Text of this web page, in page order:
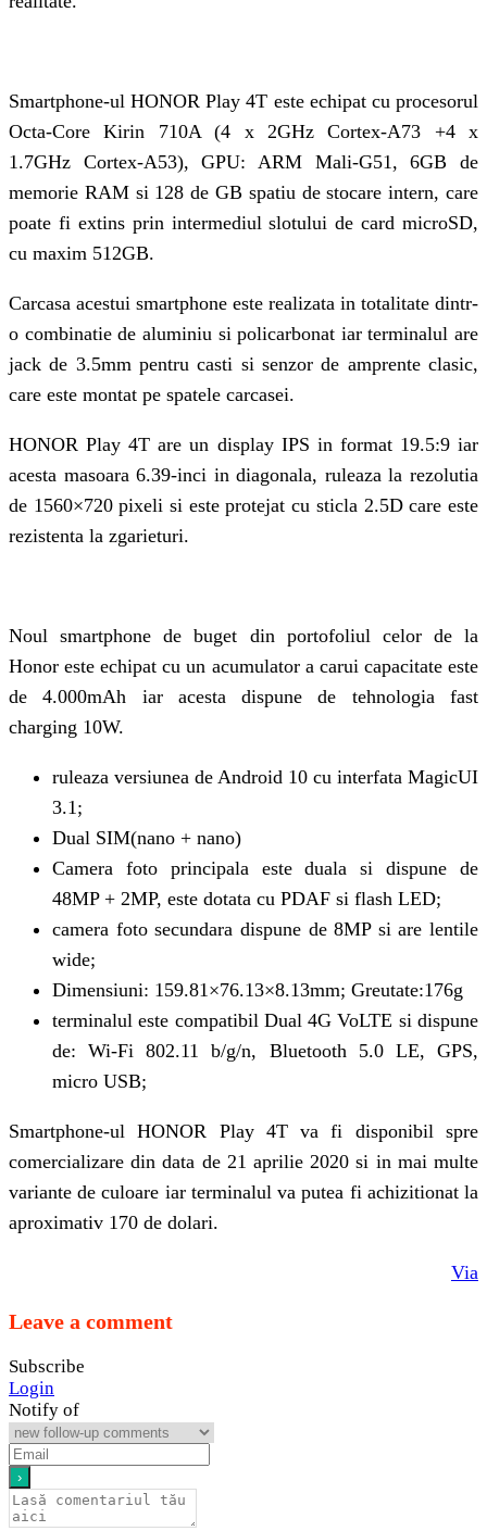
Smartphone-ul HONOR Play 4T este echipat cu procesorul
Octa-Core Kirin 710A (4 x 2GHz Cortex-A73 +4 x
1.7GHz Cortex-A53), GPU: ARM Mali-G51, 6GB de
memorie RAM si 128 de GB spatiu de stocare intern, care
poate fi extins prin intermediul slotului de card microSD,
cu maxim 512GB.
Carcasa acestui smartphone este realizata in totalitate dintr-
o combinatie de aluminiu si policarbonat iar terminalul are
jack de 3.5mm pentru casti si senzor de amprente clasic,
care este montat pe spatele carcasei.
HONOR Play 4T are un display IPS in format 19.5:9 iar
acesta masoara 6.39-inci in diagonala, ruleaza la rezolutia
de 1560×720 pixeli si este protejat cu sticla 2.5D care este
rezistenta la zgarieturi.
Noul smartphone de buget din portofoliul celor de la
Honor este echipat cu un acumulator a carui capacitate este
de 4.000mAh iar acesta dispune de tehnologia fast
charging 10W.
ruleaza versiunea de Android 10 cu interfata MagicUI
3.1;
Dual SIM(nano + nano)
Camera foto principala este duala si dispune de
48MP + 2MP, este dotata cu PDAF si flash LED;
camera foto secundara dispune de 8MP si are lentile
wide;
Dimensiuni: 159.81×76.13×8.13mm; Greutate:176g
terminalul este compatibil Dual 4G VoLTE si dispune
de: Wi-Fi 802.11 b/g/n, Bluetooth 5.0 LE, GPS,
micro USB;
Smartphone-ul HONOR Play 4T va fi disponibil spre
comercializare din data de 21 aprilie 2020 si in mai multe
variante de culoare iar terminalul va putea fi achizitionat la
aproximativ 170 de dolari.
Via
Leave a comment
Subscribe
Login
Notify of